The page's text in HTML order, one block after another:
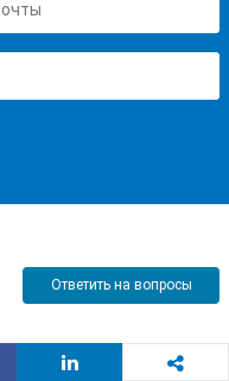
Ответить на вопросы